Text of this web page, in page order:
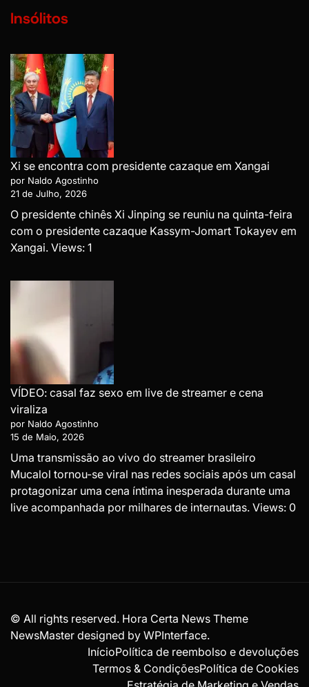
Insólitos
Xi se encontra com presidente cazaque em Xangai
por Naldo Agostinho
21 de Julho, 2026
O presidente chinês Xi Jinping se reuniu na quinta-feira
com o presidente cazaque Kassym-Jomart Tokayev em
Xangai. Views: 1
VÍDEO: casal faz sexo em live de streamer e cena
viraliza
por Naldo Agostinho
15 de Maio, 2026
Uma transmissão ao vivo do streamer brasileiro
Mucalol tornou-se viral nas redes sociais após um casal
protagonizar uma cena íntima inesperada durante uma
live acompanhada por milhares de internautas. Views: 0
© All rights reserved. Hora Certa News Theme
NewsMaster designed by WPInterface.
InícioPolítica de reembolso e devoluções
Termos & CondiçõesPolítica de Cookies